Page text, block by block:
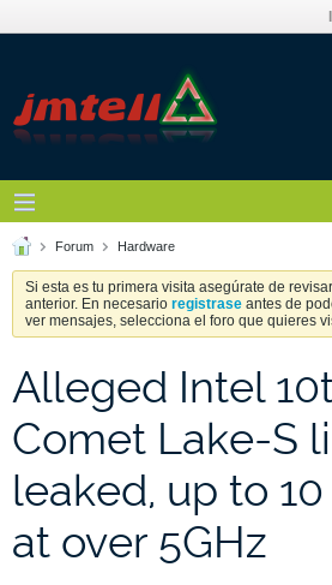
Forum Hardware
Si esta es tu primera visita asegúrate de
anterior. En necesario registrase antes de
ver mensajes, selecciona el foro que quieres
Alleged Intel
Comet Lake-S
leaked, up to
at over 5GHz